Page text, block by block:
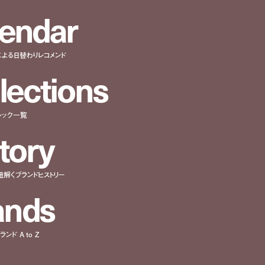
ndar
る日替わりレコメンド
ections
ック一覧
ory
くブランドヒストリー
nds
ランド A to Z